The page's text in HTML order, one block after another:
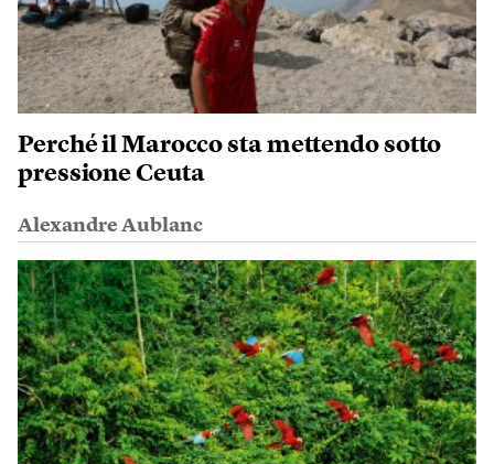
Perché il Marocco sta mettendo sotto
pressione Ceuta
Alexandre Aublanc